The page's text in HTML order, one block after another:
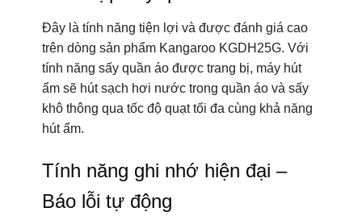
Đây là tính năng tiện lợi và được đánh giá cao
trên dòng sản phẩm Kangaroo KGDH25G. Với
tính năng sấy quần áo được trang bị, máy hút
ẩm sẽ hút sạch hơi nước trong quần áo và sấy
khô thông qua tốc độ quạt tối đa cùng khả năng
hút ẩm.
Tính năng ghi nhớ hiện đại –
Báo lỗi tự động